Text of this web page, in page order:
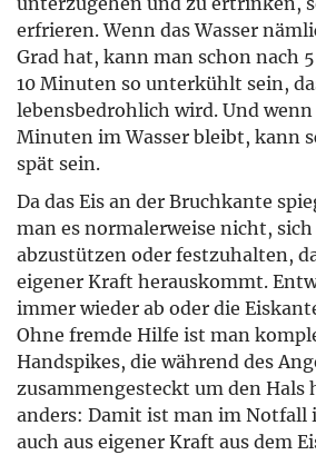
erfrieren. Wenn das Wasser
Grad hat, kann man schon nach
10 Minuten so unterkühlt sein,
lebensbedrohlich wird. Und
Minuten im Wasser bleibt, kann
spät sein.
Da das Eis an der Bruchkante
man es normalerweise nicht, sich
abzustützen oder festzuhalten,
eigener Kraft herauskommt.
immer wieder ab oder die
Ohne fremde Hilfe ist man
Handspikes, die während des
zusammengesteckt um den Hals
anders: Damit ist man im Notfall
auch aus eigener Kraft aus dem